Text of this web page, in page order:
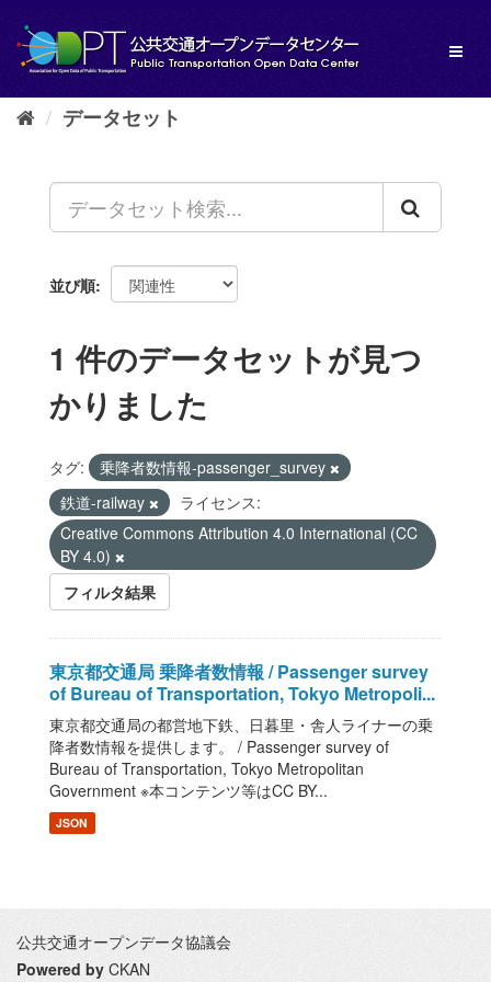
し
データセット
並び順
1 件のデータセットが見つ
かりました
タグ:
乗降者数情報-passenger_survey
鉄道-railway
ライセンス:
Creative Commons Attribution 4.0 International (CC
BY 4.0)
フィルタ結果
東京都交通局 乗降者数情報 / Passenger survey
of Bureau of Transportation, Tokyo Metropoli...
東京都交通局の都営地下鉄、日暮里・舎人ライナーの乗
降者数情報を提供します。 / Passenger survey of
Bureau of Transportation, Tokyo Metropolitan
Government ※本コンテンツ等はCC BY...
JSON
公共交通オープンデータ協議会
Powered by CKAN